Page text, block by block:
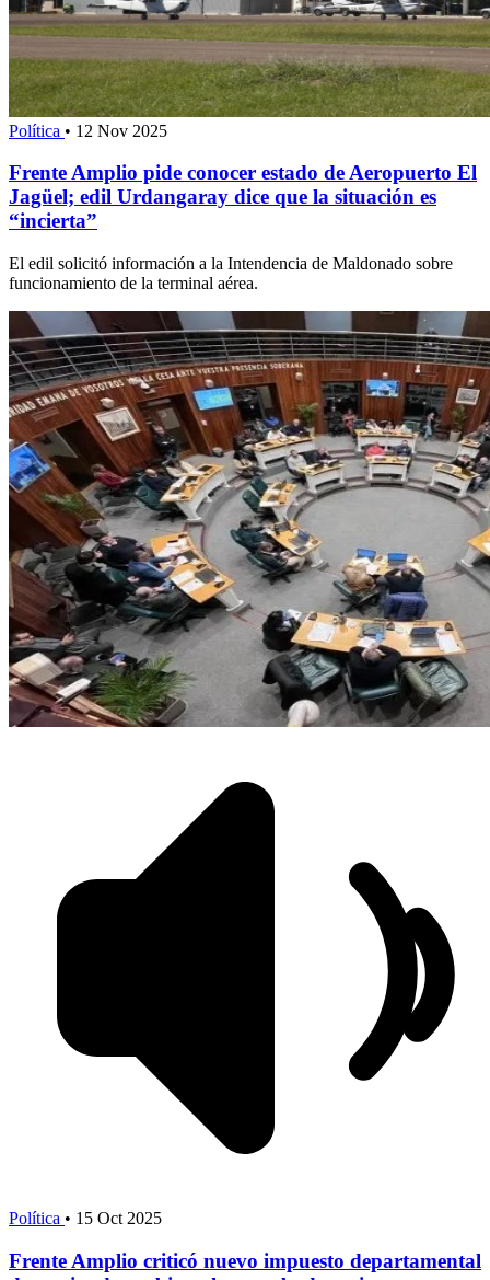
Política • 12 Nov 2025
Frente Amplio pide conocer estado de Aeropuerto El
Jagüel; edil Urdangaray dice que la situación es
“incierta”
El edil solicitó información a la Intendencia de Maldonado sobre
funcionamiento de la terminal aérea.
Política • 15 Oct 2025
Frente Amplio criticó nuevo impuesto departamental